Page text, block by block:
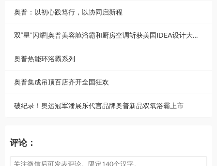
奥普：以初心践笃行，以协同启新程
双“星”闪耀|奥普美容舱浴霸和厨房空调斩获美国IDEA设计大奖！
奥普热能环浴霸系列
奥普集成吊顶百店齐开全国狂欢
破纪录！奥运冠军潘展乐代言品牌奥普新品双氧浴霸上市
评论：